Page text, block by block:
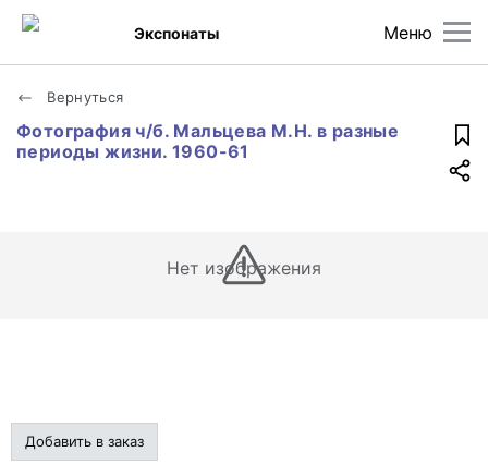
Меню
Экспонаты
Вернуться
Фотография ч/б. Мальцева М.Н. в разные
периоды жизни. 1960-61
Нет изображения
Добавить в заказ